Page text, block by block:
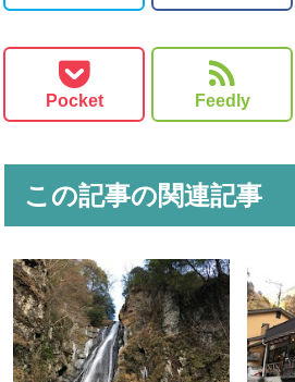
Pocket Feedly
この記事の関連記事